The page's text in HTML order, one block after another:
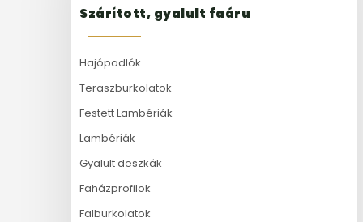
Szárított, gyalult faáru
Hajópadlók
Teraszburkolatok
Festett Lambériák
Lambériák
Gyalult deszkák
Faházprofilok
Falburkolatok